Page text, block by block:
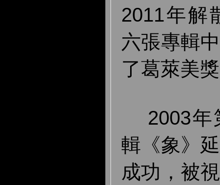
2011年解
六張專輯
了葛萊美
2003年
輯《象》
成功，被